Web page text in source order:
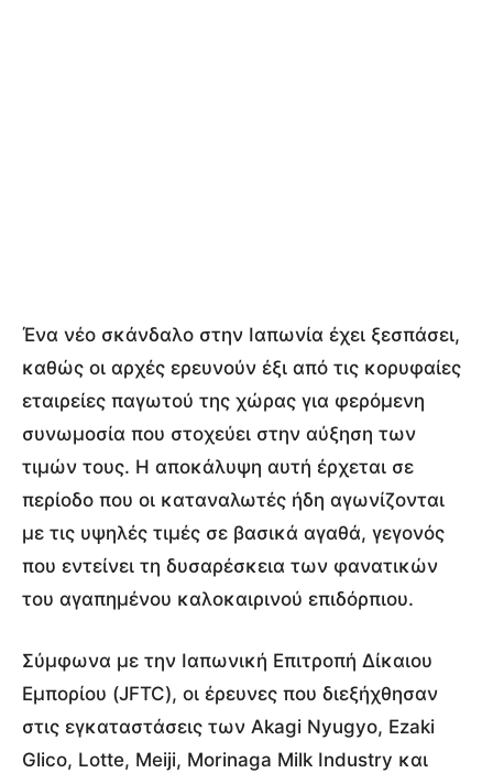
Ένα νέο σκάνδαλο στην Ιαπωνία έχει ξεσπάσει,
καθώς οι αρχές ερευνούν έξι από τις κορυφαίες
εταιρείες παγωτού της χώρας για φερόμενη
συνωμοσία που στοχεύει στην αύξηση των
τιμών τους. Η αποκάλυψη αυτή έρχεται σε
περίοδο που οι καταναλωτές ήδη αγωνίζονται
με τις υψηλές τιμές σε βασικά αγαθά, γεγονός
που εντείνει τη δυσαρέσκεια των φανατικών
του αγαπημένου καλοκαιρινού επιδόρπιου.
Σύμφωνα με την Ιαπωνική Επιτροπή Δίκαιου
Εμπορίου (JFTC), οι έρευνες που διεξήχθησαν
στις εγκαταστάσεις των Akagi Nyugyo, Ezaki
Glico, Lotte, Meiji, Morinaga Milk Industry και